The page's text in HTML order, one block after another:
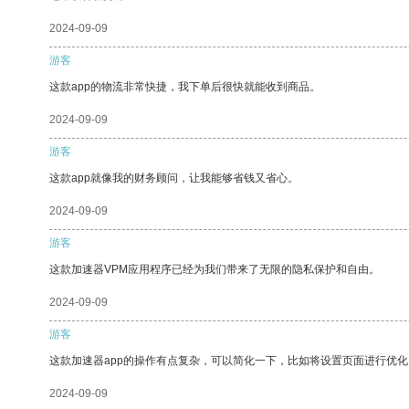
2024-09-09
游客
这款app的物流非常快捷，我下单后很快就能收到商品。
2024-09-09
游客
这款app就像我的财务顾问，让我能够省钱又省心。
2024-09-09
游客
这款加速器VPM应用程序已经为我们带来了无限的隐私保护和自由。
2024-09-09
游客
这款加速器app的操作有点复杂，可以简化一下，比如将设置页面进行优
2024-09-09